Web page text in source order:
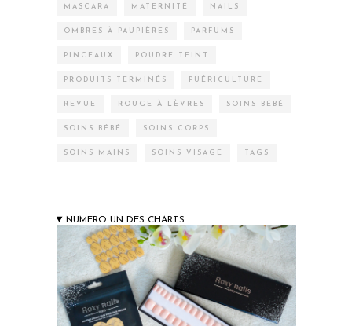
MASCARA MATERNITÉ NAILS
OMBRES À PAUPIÈRES PARFUMS
PINCEAUX POUDRE TEINT
PRODUITS TERMINÉS PUÉRICULTURE
REVUE ROUGE À LÈVRES SOINS BÉBÉ
SOINS BÉBÉ SOINS CORPS
SOINS MAINS SOINS VISAGE TAGS
NUMERO UN DES CHARTS